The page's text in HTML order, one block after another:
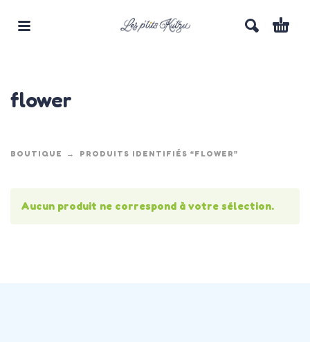
flower
BOUTIQUE PRODUITS IDENTIFIÉS “FLOWER”
Aucun produit ne correspond à votre sélection.